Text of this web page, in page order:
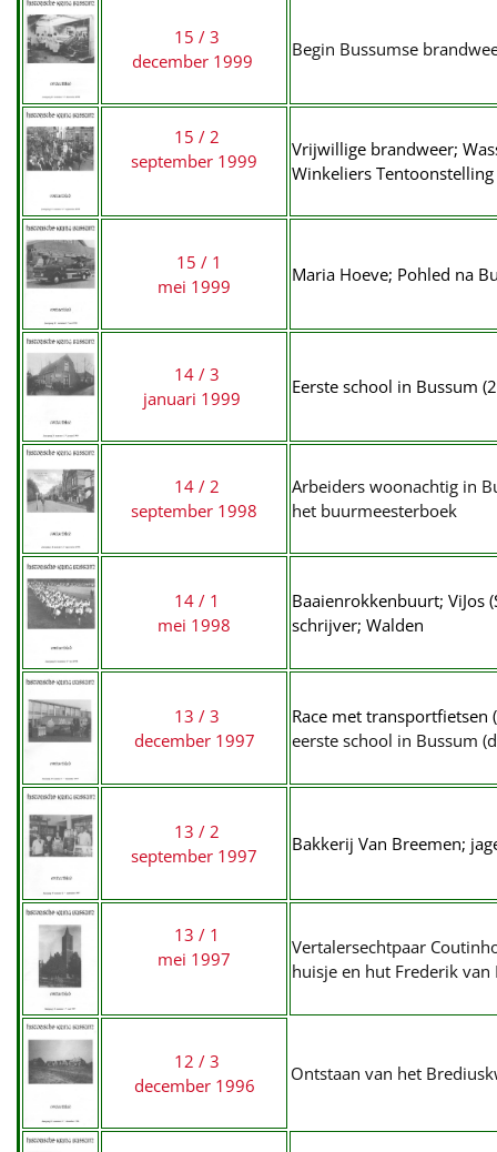
15 / 3
december 1999
Begin Bussumse
15 / 2
september 1999
Vrijwillige brandweer;
Winkeliers
15 / 1
mei 1999
Maria Hoeve; Pohled na
14 / 3
januari 1999
Eerste school in Bussum
14 / 2
september 1998
Arbeiders woonachtig in
het buurmeesterboek
14 / 1
mei 1998
Baaienrokkenbuurt; ViJos
schrijver; Walden
13 / 3
december 1997
Race met
eerste school in Bussum
13 / 2
september 1997
Bakkerij Van Breemen;
13 / 1
mei 1997
Vertalersechtpaar
huisje en hut Frederik van
12 / 3
december 1996
Ontstaan van het